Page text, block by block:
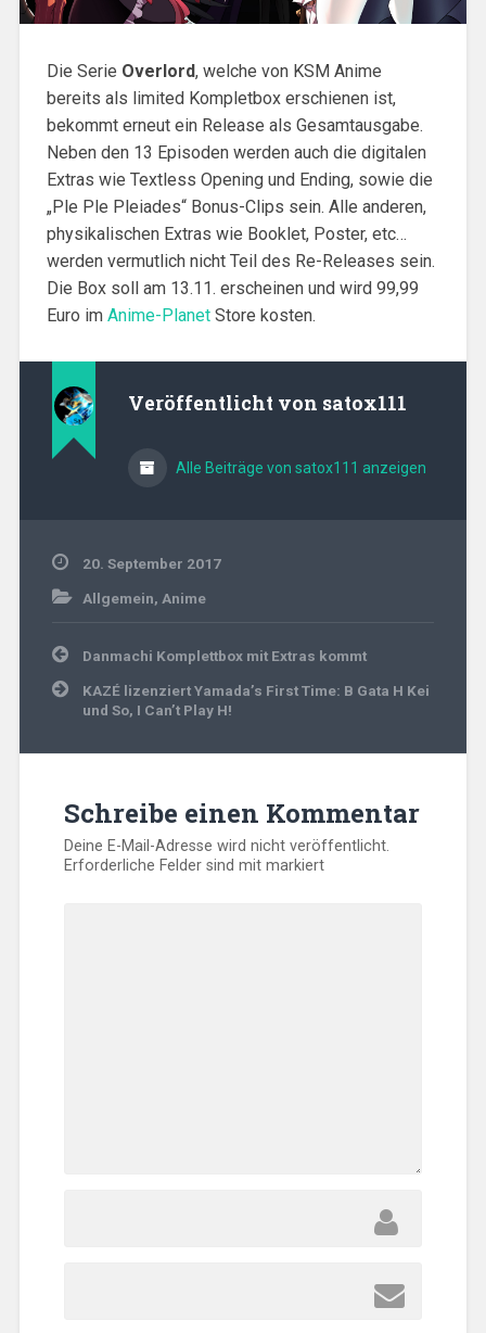
Die Serie Overlord, welche von KSM Anime
bereits als limited Kompletbox erschienen ist,
bekommt erneut ein Release als Gesamtausgabe.
Neben den 13 Episoden werden auch die digitalen
Extras wie Textless Opening und Ending, sowie die
„Ple Ple Pleiades“ Bonus-Clips sein. Alle anderen,
physikalischen Extras wie Booklet, Poster, etc…
werden vermutlich nicht Teil des Re-Releases sein.
Die Box soll am 13.11. erscheinen und wird 99,99
Euro im Anime-Planet Store kosten.
Veröffentlicht von satox111
Alle Beiträge von satox111 anzeigen
20. September 2017
Allgemein, Anime
Beitragsnavigation
Danmachi Komplettbox mit Extras kommt
KAZÉ lizenziert Yamada’s First Time: B Gata H Kei
und So, I Can’t Play H!
Schreibe einen Kommentar
Deine E-Mail-Adresse wird nicht veröffentlicht.
Erforderliche Felder sind mitmarkiert